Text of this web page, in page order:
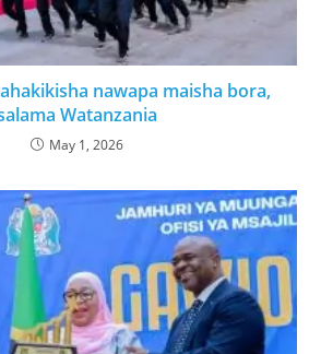
nawapa maisha bora,
Watanzania
May 1, 2026